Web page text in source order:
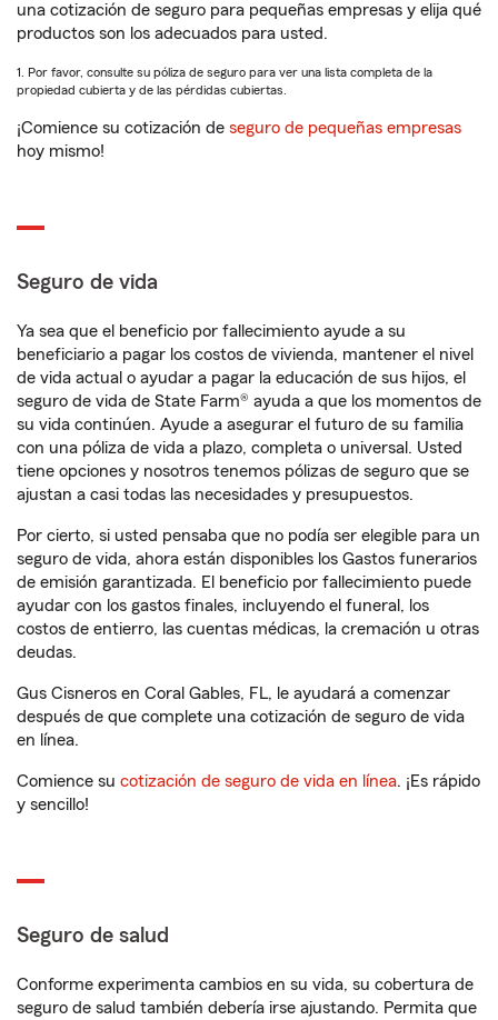
una cotización de seguro para pequeñas empresas y elija qué
productos son los adecuados para usted.
1. Por favor, consulte su póliza de seguro para ver una lista completa de la
propiedad cubierta y de las pérdidas cubiertas.
¡Comience su cotización de seguro de pequeñas empresas
hoy mismo!
Seguro de vida
Ya sea que el beneficio por fallecimiento ayude a su
beneficiario a pagar los costos de vivienda, mantener el nivel
de vida actual o ayudar a pagar la educación de sus hijos, el
seguro de vida de State Farm® ayuda a que los momentos de
su vida continúen. Ayude a asegurar el futuro de su familia
con una póliza de vida a plazo, completa o universal. Usted
tiene opciones y nosotros tenemos pólizas de seguro que se
ajustan a casi todas las necesidades y presupuestos.
Por cierto, si usted pensaba que no podía ser elegible para un
seguro de vida, ahora están disponibles los Gastos funerarios
de emisión garantizada. El beneficio por fallecimiento puede
ayudar con los gastos finales, incluyendo el funeral, los
costos de entierro, las cuentas médicas, la cremación u otras
deudas.
Gus Cisneros en Coral Gables, FL, le ayudará a comenzar
después de que complete una cotización de seguro de vida
en línea.
Comience su cotización de seguro de vida en línea. ¡Es rápido
y sencillo!
Seguro de salud
Conforme experimenta cambios en su vida, su cobertura de
seguro de salud también debería irse ajustando. Permita que